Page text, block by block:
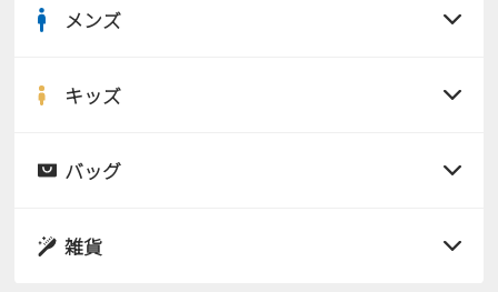
サンダル
スニーカー
メンズ
サンダル
キッズ
サンダル
バッグ
雑貨